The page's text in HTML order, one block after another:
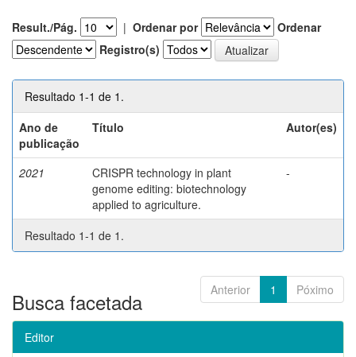
Result./Pág. | Ordenar por
Ordenar
Registro(s)
Resultado 1-1 de 1.
Ano de
publicação
Título Autor(es)
2021
CRISPR technology in plant
genome editing: biotechnology
applied to agriculture.
-
Resultado 1-1 de 1.
Anterior 1 Póximo
Busca facetada
Editor